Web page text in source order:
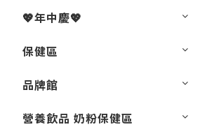
💖年中慶💖
保健區
品牌館
營養飲品 奶粉保健區